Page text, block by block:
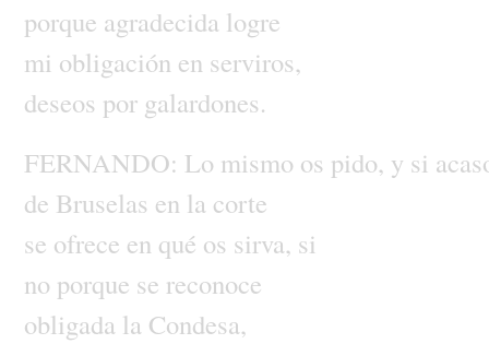
porque agradecida logre
mi obligación en serviros,
deseos por galardones.
FERNANDO: Lo mismo os pido, y si
de Bruselas en la corte
se ofrece en qué os sirva, si
no porque se reconoce
obligada la Condesa,